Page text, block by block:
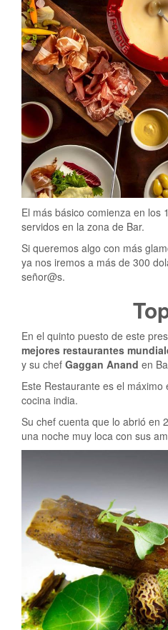
El más básico comienza en los
servidos en la zona de Bar.
Si queremos algo con más
ya nos iremos a más de 300
señor@s.
En el quinto puesto de este
mejores restaurantes
y su chef Gaggan Anand en
Este Restaurante es el
cocina india.
Su chef cuenta que lo abrió en
una noche muy loca con sus